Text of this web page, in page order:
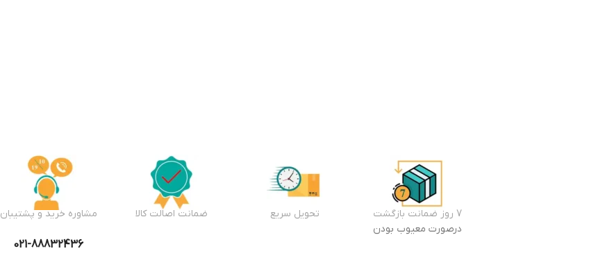
7 روز ضمانت بازگشت
درصورت معیوب بودن
تحویل سریع ضمانت اصالت کالا مشاوره خرید و پشتیبان
021-88832436